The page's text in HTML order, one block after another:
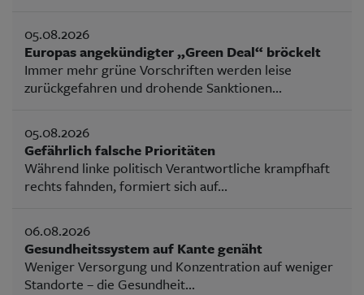
05.08.2026
Europas angekündigter „Green Deal“ bröckelt
Immer mehr grüne Vorschriften werden leise
zurückgefahren und drohende Sanktionen...
05.08.2026
Gefährlich falsche Prioritäten
Während linke politisch Verantwortliche krampfhaft
rechts fahnden, formiert sich auf...
06.08.2026
Gesundheitssystem auf Kante genäht
Weniger Versorgung und Konzentration auf weniger
Standorte – die Gesundheit...